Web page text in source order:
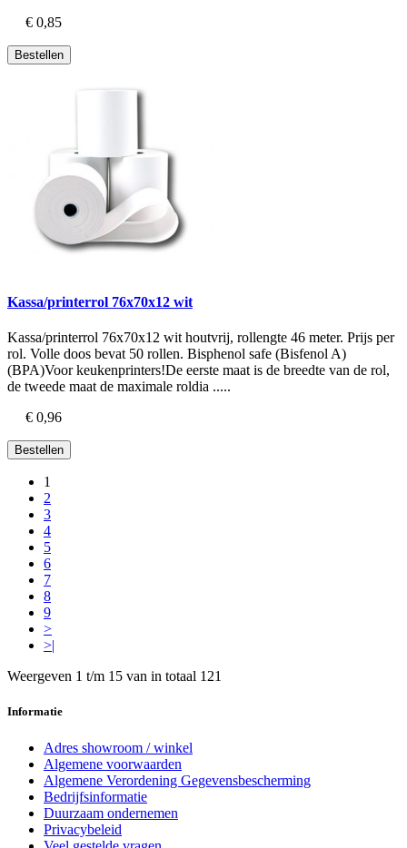
€ 0,85
Bestellen
Kassa/printerrol 76x70x12 wit
Kassa/printerrol 76x70x12 wit houtvrij, rollengte 46 meter. Prijs per
rol. Volle doos bevat 50 rollen. Bisphenol safe (Bisfenol A)
(BPA)Voor keukenprinters!De eerste maat is de breedte van de rol,
de tweede maat de maximale roldia .....
€ 0,96
Bestellen
1
2
3
4
5
6
7
8
9
>
>|
Weergeven 1 t/m 15 van in totaal 121
Informatie
Adres showroom / winkel
Algemene voorwaarden
Algemene Verordening Gegevensbescherming
Bedrijfsinformatie
Duurzaam ondernemen
Privacybeleid